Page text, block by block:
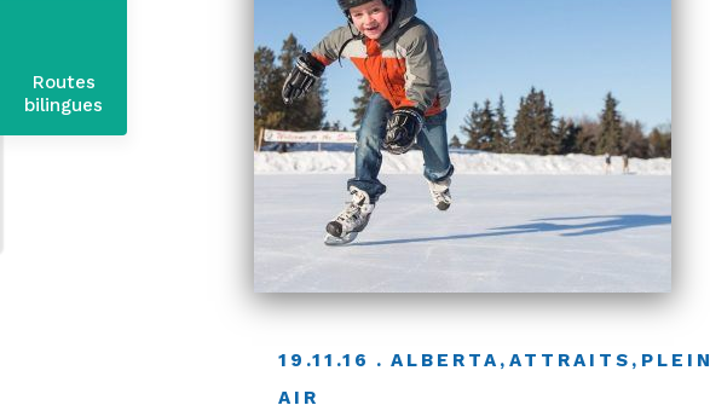
Routes
bilingues
19.11.16 ALBERTA , ATTRAITS , PLEIN
AIR